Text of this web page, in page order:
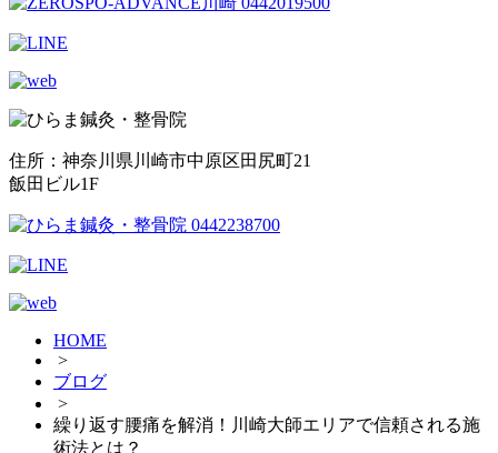
住所：神奈川県川崎市中原区田尻町21
飯田ビル1F
HOME
>
ブログ
>
繰り返す腰痛を解消！川崎大師エリアで信頼される施
術法とは？